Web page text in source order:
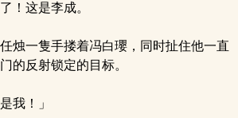
！这是李成。
烛一隻手搂着冯白瓔，同时扯住他一直
的反射锁定的目标。
我！」